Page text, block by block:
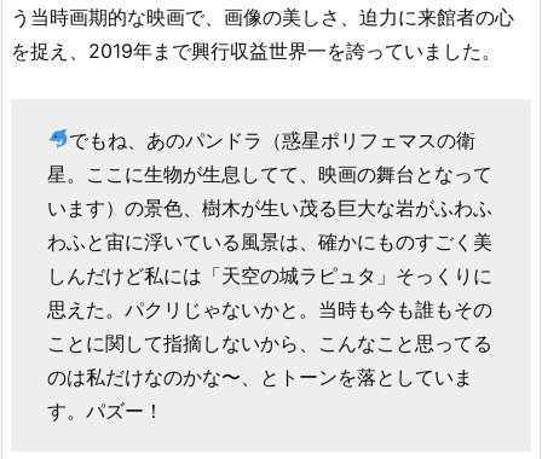
う当時画期的な映画で、画像の美しさ、迫力に来館者の心
を捉え、2019年まで興行収益世界一を誇っていました。
でもね、あのパンドラ（惑星ポリフェマスの衛
星。ここに生物が生息してて、映画の舞台となって
います）の景色、樹木が生い茂る巨大な岩がふわふ
わふと宙に浮いている風景は、確かにものすごく美
しんだけど私には「天空の城ラピュタ」そっくりに
思えた。パクリじゃないかと。当時も今も誰もその
ことに関して指摘しないから、こんなこと思ってる
のは私だけなのかな〜、とトーンを落としていま
す。パズー！